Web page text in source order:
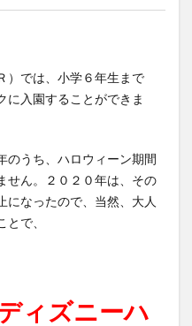
）では、小学６年生まで
に入園することができま
のうち、ハロウィーン期間
せん。２０２０年は、その
になったので、当然、大人
で、
ィズニーハ